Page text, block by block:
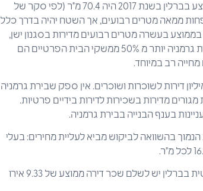
המחירים תלויים במיוחד בקריטריונים כמו הסביבה. שטח המגורים הממוצע בברלין בשנת 2017 היה 70.4 מ"ר (לפי סקר של
ממאה מטרים רבועים, אך השטח יהיה בדרך כלל
בעשרה מטרים רבועים מדירות בסגנון ישן,
המהוות כ -16 אחוז בברלין (לפי נתוני מפקד האוכלוסין, שנת 2011). בבירת גרמניה יותר מ 50% ממשקי הבית הפרטיים הם
רב במיוחד.
הכל, בברלין יש כ-1.9 מיליון דירות, ומתוכן מדובר בלא פחות מ-1.6 מיליון דירות לשוכרות ושוכרים. אין ספק שבירת גרמניה
מדירות בשכירות לדירות בידיים פרטיות.
בענף הבנייה בבירת גרמניה.
בהשוואה לביקוש מביא לעליית מחירים: בעלי
חברת מחקר שוק הנדל"ן "F + B" מסרה לאחרונה כי תמורת דירה סטנדרטית בברלין יש לשלם שכר דירה ממוצע של 9.33 אירו